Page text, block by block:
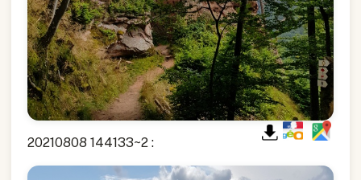
20210808 144133~2 :